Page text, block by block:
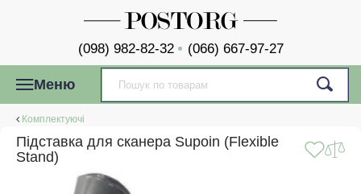
(098) 982-82-32 (066) 667-97-27
Меню
Комплектуючі
Підставка для сканера Supoin (Flexible
Stand)